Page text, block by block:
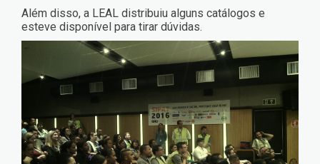
Além disso, a LEAL distribuiu alguns catálogos e
esteve disponível para tirar dúvidas.